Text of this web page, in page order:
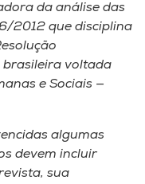
da análise das
2012 que disciplina
brasileira voltada
e Sociais —
algumas
devem incluir
sua